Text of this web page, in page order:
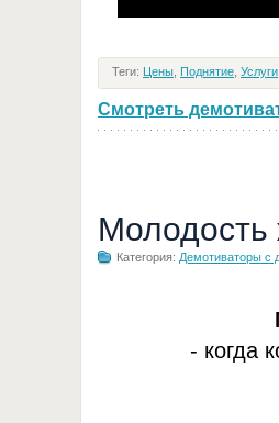
Теги: Цены Поднятие Услуги
Смотреть
Молодость
Категория: Демотиваторы с
- когда